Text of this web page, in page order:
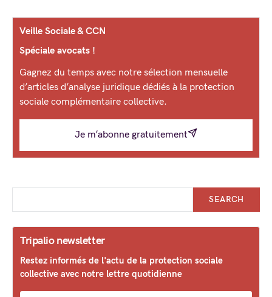
Veille Sociale & CCN
Spéciale avocats !
Gagnez du temps avec notre sélection mensuelle
d’articles d’analyse juridique dédiés à la protection
sociale complémentaire collective.
Je m’abonne gratuitement
SEARCH
Tripalio newsletter
Restez informés de l'actu de la protection sociale
collective avec notre lettre quotidienne